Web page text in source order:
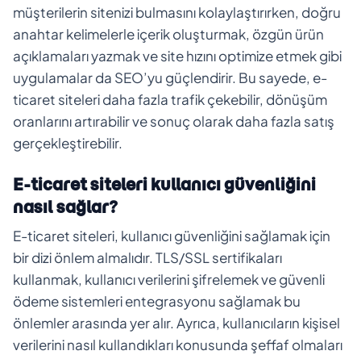
müşterilerin sitenizi bulmasını kolaylaştırırken, doğru
anahtar kelimelerle içerik oluşturmak, özgün ürün
açıklamaları yazmak ve site hızını optimize etmek gibi
uygulamalar da SEO’yu güçlendirir. Bu sayede, e-
ticaret siteleri daha fazla trafik çekebilir, dönüşüm
oranlarını artırabilir ve sonuç olarak daha fazla satış
gerçekleştirebilir.
E-ticaret siteleri kullanıcı güvenliğini
nasıl sağlar?
E-ticaret siteleri, kullanıcı güvenliğini sağlamak için
bir dizi önlem almalıdır. TLS/SSL sertifikaları
kullanmak, kullanıcı verilerini şifrelemek ve güvenli
ödeme sistemleri entegrasyonu sağlamak bu
önlemler arasında yer alır. Ayrıca, kullanıcıların kişisel
verilerini nasıl kullandıkları konusunda şeffaf olmaları